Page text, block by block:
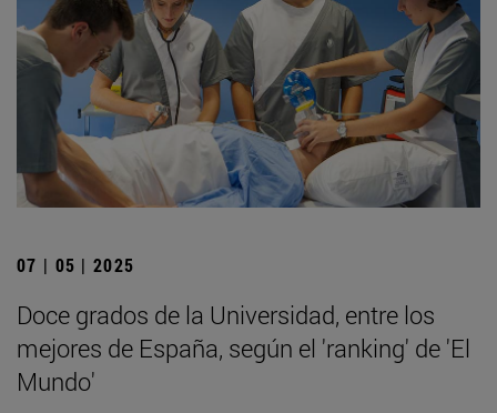
07 | 05 | 2025
Doce grados de la Universidad, entre los
mejores de España, según el 'ranking' de 'El
Mundo'